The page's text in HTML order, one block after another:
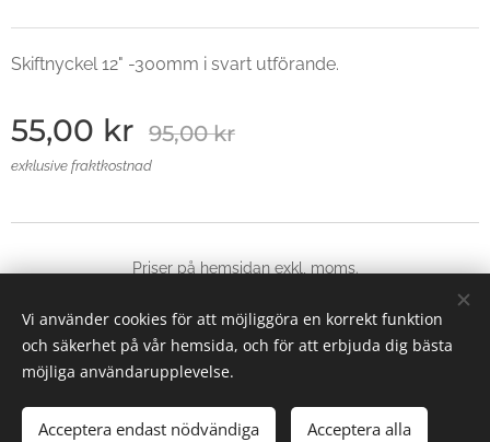
Skiftnyckel 12" -300mm i svart utförande.
55,00 kr 95,00kr
exklusive fraktkostnad
Lägg i kundvagnen
Priser på hemsidan exkl, moms.
Webnode
Vi använder cookies för att möjliggöra en korrekt funktion
och säkerhet på vår hemsida, och för att erbjuda dig bästa
möjliga användarupplevelse.
Acceptera endast nödvändiga Acceptera alla